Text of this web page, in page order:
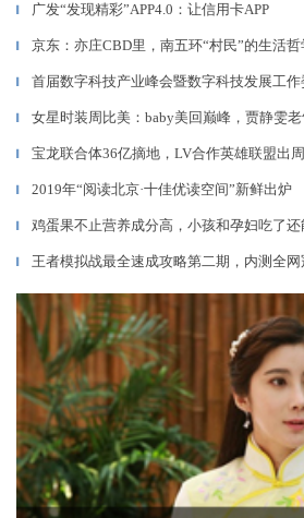
▎ 广发“发现精彩”APP4.0：让信用卡APP
▎ 京东：亦庄CBD里，南五环“村民”的生活哲
▎ 首届数字科技产业峰会暨数字科技发展工作
▎ 女星时装周比美：baby美回巅峰，贾静雯
▎ 宝龙联合体36亿摘地，LV合作英雄联盟出
▎ 2019年“阅读北京·十佳优读空间”新鲜出炉
▎ 鸡蛋果不止营养成分高，小孩和孕妇吃了还
▎ 王者模拟战最全速成攻略第二期，内测全